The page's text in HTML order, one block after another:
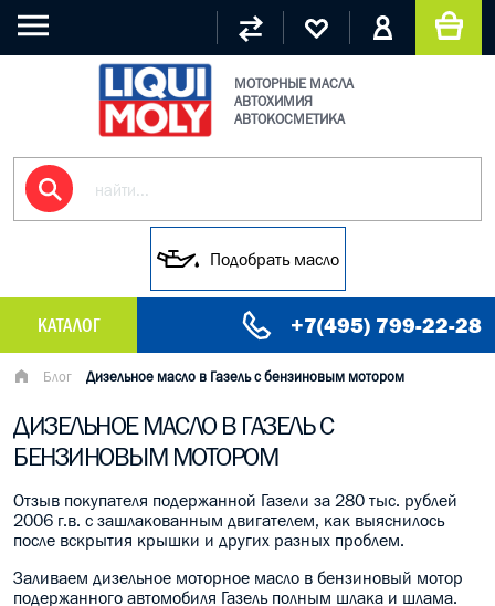
МОТОРНЫЕ МАСЛА
АВТОХИМИЯ
АВТОКОСМЕТИКА
Подобрать масло
КАТАЛОГ +7(495) 799-22-28
МАСЛО МОТОРНОЕ
ГРУЗОВЫЕ МАСЛА
МАСЛО В КОРОБКУ
КОНСИСТЕНТНАЯ СМАЗКА
Блог Дизельное масло в Газель с бензиновым мотором
ДИЗЕЛЬНОЕ МАСЛО В ГАЗЕЛЬ С
БЕНЗИНОВЫМ МОТОРОМ
Отзыв покупателя подержанной Газели за 280 тыс. рублей
2006 г.в. с зашлакованным двигателем, как выяснилось
после вскрытия крышки и других разных проблем.
Заливаем дизельное моторное масло в бензиновый мотор
подержанного автомобиля Газель полным шлака и шлама.